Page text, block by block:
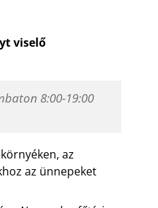
viselő
8:00-19:00
az
az ünnepeket